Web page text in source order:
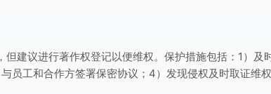
建议进行著作权登记以便维权。保护措施包括：1）及
工和合作方签署保密协议；4）发现侵权及时取证维权